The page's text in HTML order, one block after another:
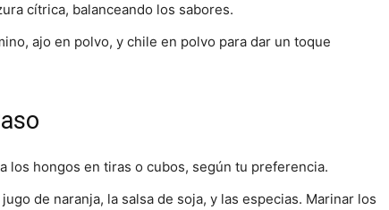
cítrica, balanceando los sabores.
ajo en polvo, y chile en polvo para dar un toque
los hongos en tiras o cubos, según tu preferencia.
de naranja, la salsa de soja, y las especias. Marinar los